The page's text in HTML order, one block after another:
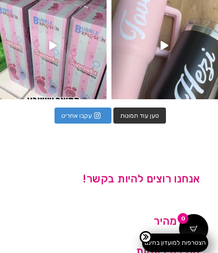
טען עוד תמונות עקבו אחרינו
אנחנו רוצים להיות בקשר!
ניווט מהיר
0
הצטרפות למועדון בחינם